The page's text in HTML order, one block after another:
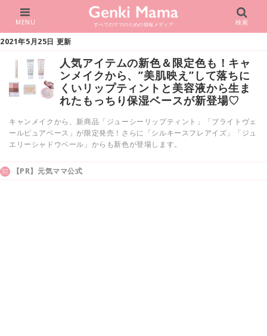
すべてのママのための情報メディア
MENU 検索
2021年5月25日 更新
人気アイテムの新色＆限定色も！キャ
ンメイクから、”美肌映え”して落ちに
くいリップティントと美容液から生ま
れたもっちり保湿ベースが新登場♡
キャンメイクから、新商品「ジューシーリップティント」「ブライトヴェ
ールピュアベース」が限定発売！さらに「シルキースフレアイズ」「ジュ
エリーシャドウベール」からも新色が登場します。
【PR】元気ママ公式